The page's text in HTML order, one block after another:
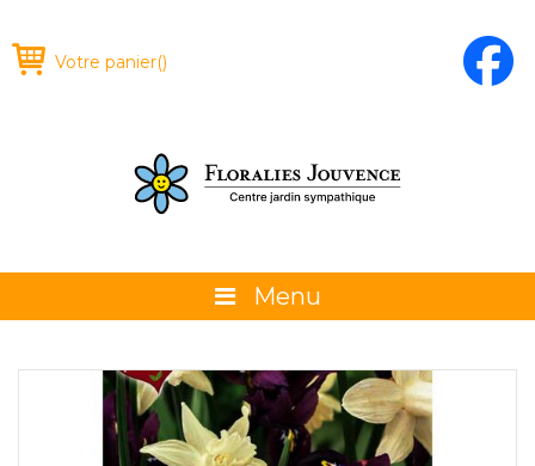
Votre panier()
Menu
La boutique
Promotions et évènements